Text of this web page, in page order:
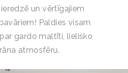
un vērtīgajiem
Paldies visam
gardo maltīti, lielisko
atmosfēru.